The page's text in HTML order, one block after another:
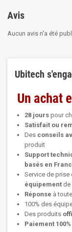
Avis
Aucun avis n'a été
Ubitech
Un achat
28 jours pour
Satisfait ou
Des conseils
produit
Support
basés en
Service de prise
équipement de
Réponse à
100% des
Des produits
Paiement